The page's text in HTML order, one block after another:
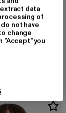
25,99 EUR
data
of
not have
change
"Accept" you